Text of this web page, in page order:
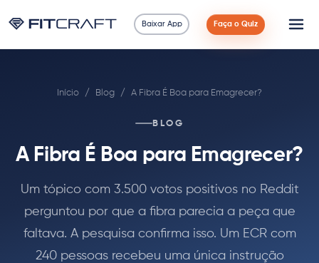
Baixar App Faça o Quiz
Exercícios
Blog
Início / Blog / A Fibra É Boa para Emagrecer?
BLOG
A Fibra É Boa para Emagrecer?
Um tópico com 3.500 votos positivos no Reddit
perguntou por que a fibra parecia a peça que
faltava. A pesquisa confirma isso. Um ECR com
240 pessoas recebeu uma única instrução